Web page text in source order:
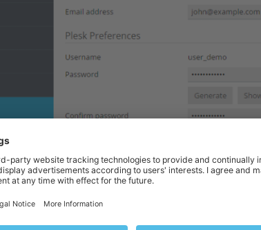
SSH 連接到訂閱所使用的用戶名和密碼：
。